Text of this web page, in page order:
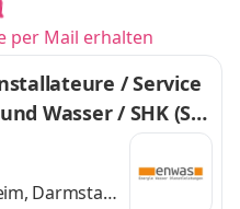
per Mail erhalten
/ Service
Wasser / SHK (Sa
Darmstadt,